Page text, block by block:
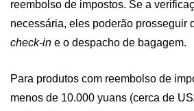
reembolso de impostos. Se a
necessária, eles poderão prosseguir
check-in e o despacho de bagagem.
Para produtos com reembolso de
menos de 10.000 yuans (cerca de